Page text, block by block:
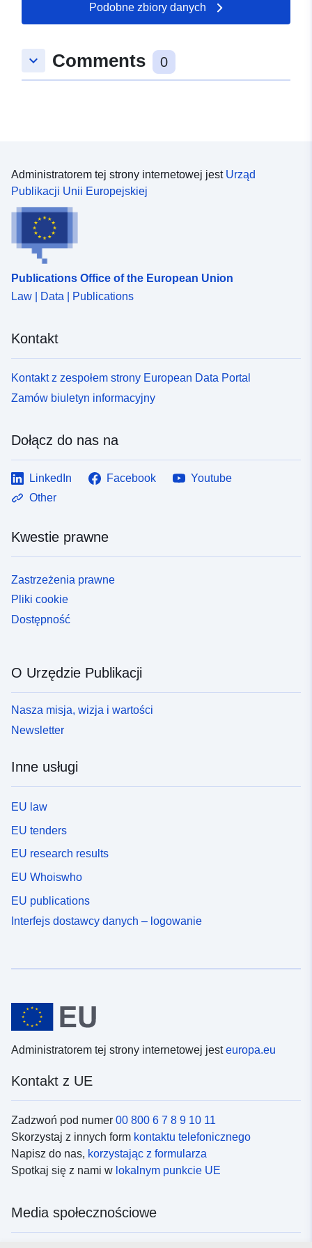
ijsselmeergebied-aarvederkruid-
Podobne zbiory danych
keyboard_arrow_down Comments 0
Administratorem tej strony internetowej jest Urząd
Publikacji Unii Europejskiej
Publications Office of the European Union
Law | Data | Publications
Kontakt
Kontakt z zespołem strony European Data Portal
Zamów biuletyn informacyjny
Dołącz do nas na
LinkedIn Facebook
Youtube
Other
Kwestie prawne
Zastrzeżenia prawne
Pliki cookie
Dostępność
O Urzędzie Publikacji
Nasza misja, wizja i wartości
Newsletter
Inne usługi
EU law
EU tenders
EU research results
EU Whoiswho
EU publications
Interfejs dostawcy danych – logowanie
Administratorem tej strony internetowej jesteuropa.eu
Kontakt z UE
Zadzwoń pod numer 00 800 6 7 8 9 10 11
Skorzystaj z innych form kontaktu telefonicznego
Napisz do nas, korzystając z formularza
Spotkaj się z nami w lokalnym punkcie UE
Media społecznościowe